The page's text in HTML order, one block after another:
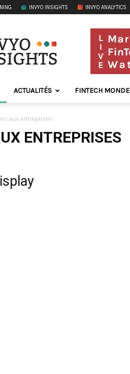
INVYO INSIGHTS INVYO ANALYTICS
ACTUALITÉS FINTECH MONDE
aux entreprises
ENTREPRISES